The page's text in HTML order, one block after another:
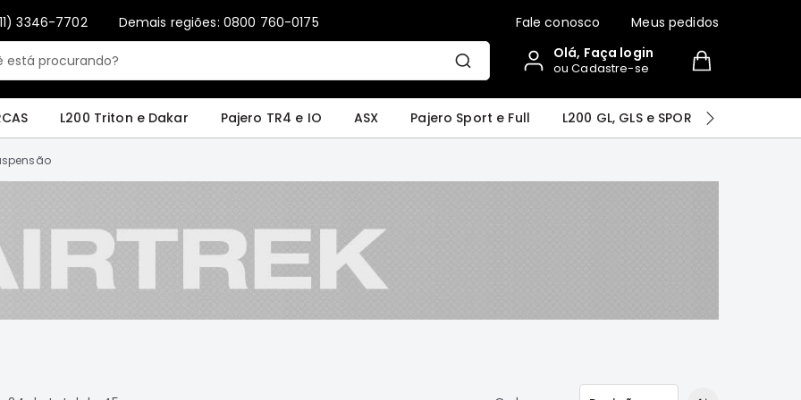
3346-7702 Demais regiões: 0800 760-0175 Fale conosco Meus pedidos
Olá, Faça login
ou Cadastre-se
L200 Triton e Dakar Pajero TR4 e IO ASX Pajero Sport e Full L200 GL, GLS e SPORT